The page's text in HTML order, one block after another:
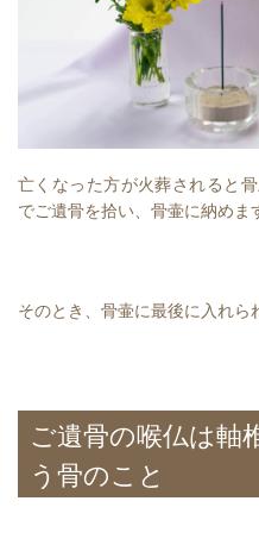
亡くなった方が火葬されると
でご遺骨を拾い、骨壷に納めま
そのとき、骨壷に最後に入れら
ご遺骨の喉仏は軸
う骨のこと